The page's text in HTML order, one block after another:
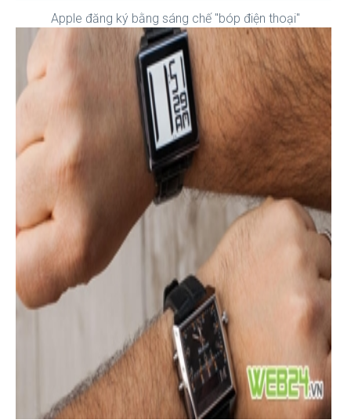
Apple đăng ký bằng sáng chế "bóp điện thoại"